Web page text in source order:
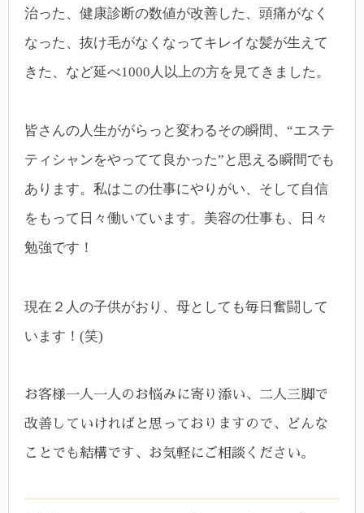
治った、健康診断の数値が改善した、頭痛がなく
なった、抜け毛がなくなってキレイな髪が生えて
きた、など延べ1000人以上の方を見てきました。
皆さんの人生ががらっと変わるその瞬間、“エステ
ティシャンをやってて良かった”と思える瞬間でも
あります。私はこの仕事にやりがい、そして自信
をもって日々働いています。美容の仕事も、日々
勉強です！
現在２人の子供がおり、母としても毎日奮闘して
います！(笑)
お客様一人一人のお悩みに寄り添い、二人三脚で
改善していければと思っておりますので、どんな
ことでも結構です、お気軽にご相談ください。